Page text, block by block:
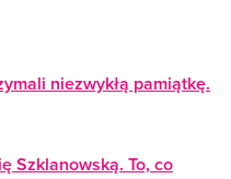
niezwykłą pamiątkę.
Szklanowską. To, co